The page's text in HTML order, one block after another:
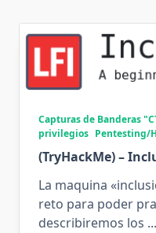
Capturas de Banderas
privilegios Pentesting/
(TryHackMe) –
La maquina
reto para poder
describiremos los ...